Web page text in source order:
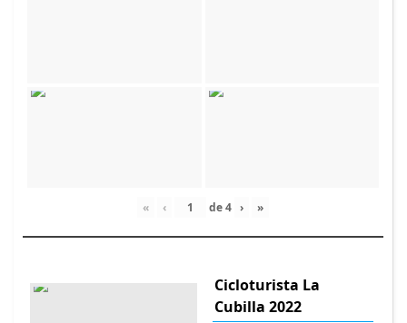
« ‹ de4 › »
Cicloturista La
Cubilla 2022